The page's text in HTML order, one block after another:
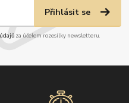
Přihlásit se
za účelem rozesílky newsletteru.